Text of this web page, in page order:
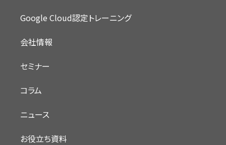
Google Cloud認定トレーニング
会社情報
セミナー
コラム
ニュース
お役立ち資料